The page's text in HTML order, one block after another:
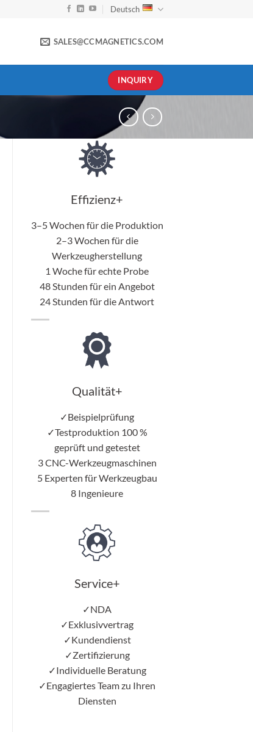
Deutsch
SALES@CCMAGNETICS.COM
INQUIRY
Effizienz+
3–5 Wochen für die Produktion
2–3 Wochen für die
Werkzeugherstellung
1 Woche für echte Probe
48 Stunden für ein Angebot
24 Stunden für die Antwort
Qualität+
✓Beispielprüfung
✓Testproduktion 100 %
geprüft und getestet
3 CNC-Werkzeugmaschinen
5 Experten für Werkzeugbau
8 Ingenieure
Service+
✓NDA
✓Exklusivvertrag
✓Kundendienst
✓Zertifizierung
✓Individuelle Beratung
✓Engagiertes Team zu Ihren
Diensten